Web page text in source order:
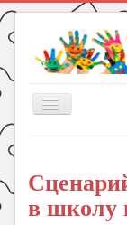
Включить/
Книги
Рукоделие
в школу